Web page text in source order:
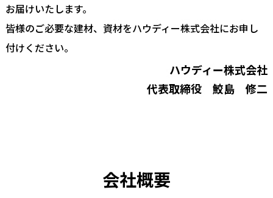
お届けいたします。
皆様のご必要な建材、資材をハウディー株式会社にお申し
付けください。
ハウディー株式会社
代表取締役 鮫島 修二
会社概要